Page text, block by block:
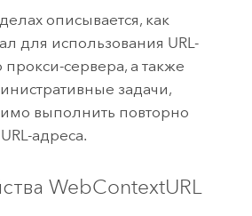
описывается, как
для использования URL-
прокси-сервера, а также
задачи,
выполнить повторно
адреса.
WebContextURL